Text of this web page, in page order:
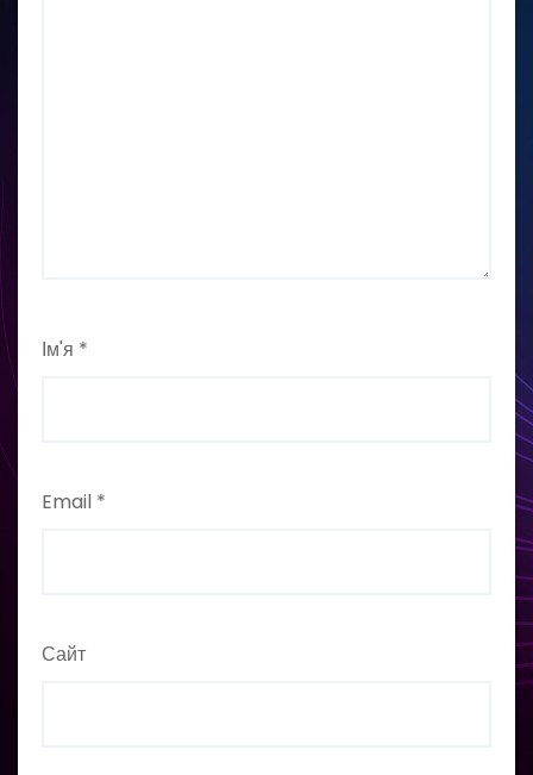
Ім'я *
Email *
Сайт